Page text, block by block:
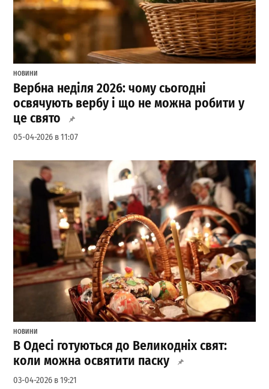
НОВИНИ
Вербна неділя 2026: чому сьогодні
освячують вербу і що не можна робити у
це свято
05-04-2026 в 11:07
НОВИНИ
В Одесі готуються до Великодніх свят:
коли можна освятити паску
03-04-2026 в 19:21